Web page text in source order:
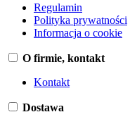
Regulamin
Polityka prywatności
Informacja o cookie
O firmie, kontakt
Kontakt
Dostawa